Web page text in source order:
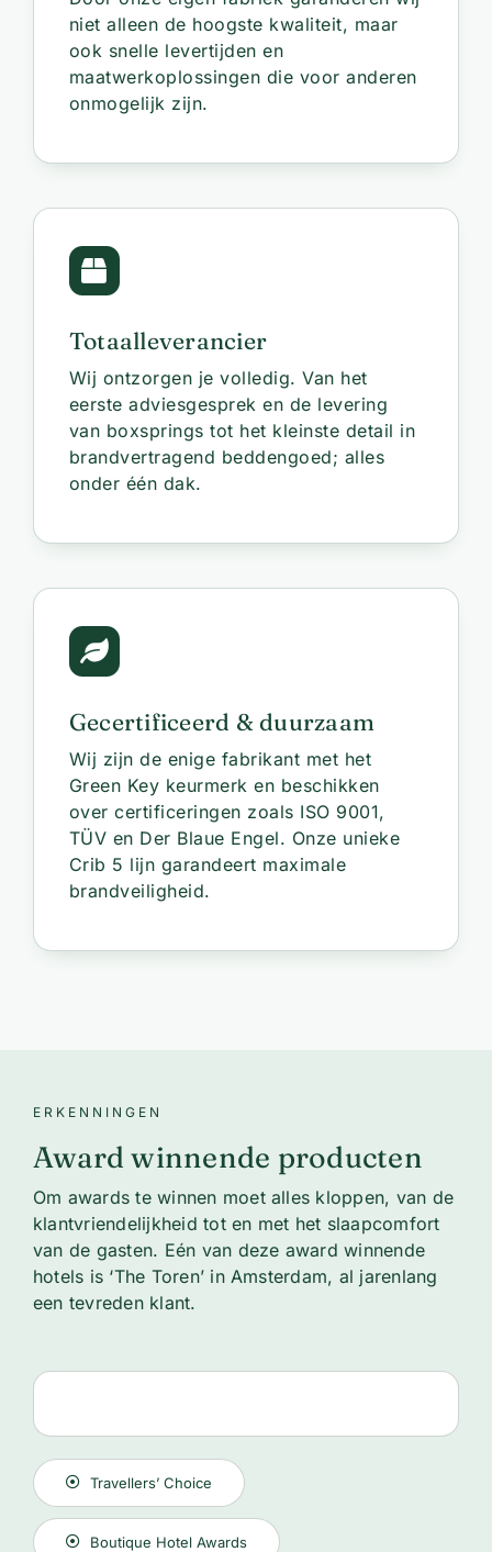
niet alleen de hoogste kwaliteit, maar
ook snelle levertijden en
maatwerkoplossingen die voor anderen
onmogelijk zijn.
Totaalleverancier
Wij ontzorgen je volledig. Van het
eerste adviesgesprek en de levering
van boxsprings tot het kleinste detail in
brandvertragend beddengoed; alles
onder één dak.
Gecertificeerd & duurzaam
Wij zijn de enige fabrikant met het
Green Key keurmerk en beschikken
over certificeringen zoals ISO 9001,
TÜV en Der Blaue Engel. Onze unieke
Crib 5 lijn garandeert maximale
brandveiligheid.
ERKENNINGEN
Award winnende producten
Om awards te winnen moet alles kloppen, van de
klantvriendelijkheid tot en met het slaapcomfort
van de gasten. Eén van deze award winnende
hotels is ‘The Toren’ in Amsterdam, al jarenlang
een tevreden klant.
Travellers’ Choice
Boutique Hotel Awards